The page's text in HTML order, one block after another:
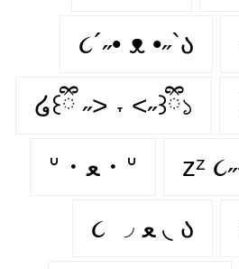
૮´˶• ᴥ •˶`ა
໒꒰ྀི ˶> ˕ <˶꒱ྀི১
ᐡ・ﻌ・ᐡ
૮ ◞ ﻌ ◟ ა